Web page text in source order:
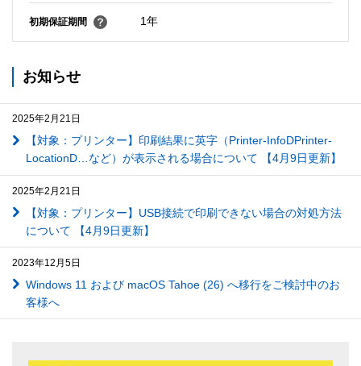
初期保証期間 1年
お知らせ
2025年2月21日
【対象：プリンター】印刷結果に英字（Printer-InfoDPrinter-
LocationD…など）が表示される場合について 【4月9日更新】
2025年2月21日
【対象：プリンター】USB接続で印刷できない場合の対処方法
について 【4月9日更新】
2023年12月5日
Windows 11 および macOS Tahoe (26) へ移行をご検討中のお
客様へ